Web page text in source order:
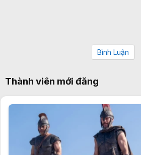
Bình Luận
Thành viên mới đăng